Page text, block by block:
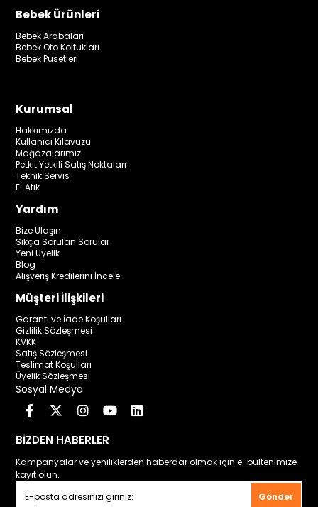
Bebek Ürünleri
Bebek Arabaları
Bebek Oto Koltukları
Bebek Pusetleri
Kurumsal
Hakkımızda
Kullanıcı Kılavuzu
Mağazalarımız
Petkit Yetkili Satış Noktaları
Teknik Servis
E-Atık
Yardım
Bize Ulaşın
Sıkça Sorulan Sorular
Yeni Üyelik
Blog
Alışveriş Kredilerini İncele
Müşteri İlişkileri
Garanti ve İade Koşulları
Gizlilik Sözleşmesi
KVKK
Satış Sözleşmesi
Teslimat Koşulları
Üyelik Sözleşmesi
Sosyal Medya
BİZDEN HABERLER
Kampanyalar ve yeniliklerden haberdar olmak için e-bültenimize
kayıt olun.
Gönder